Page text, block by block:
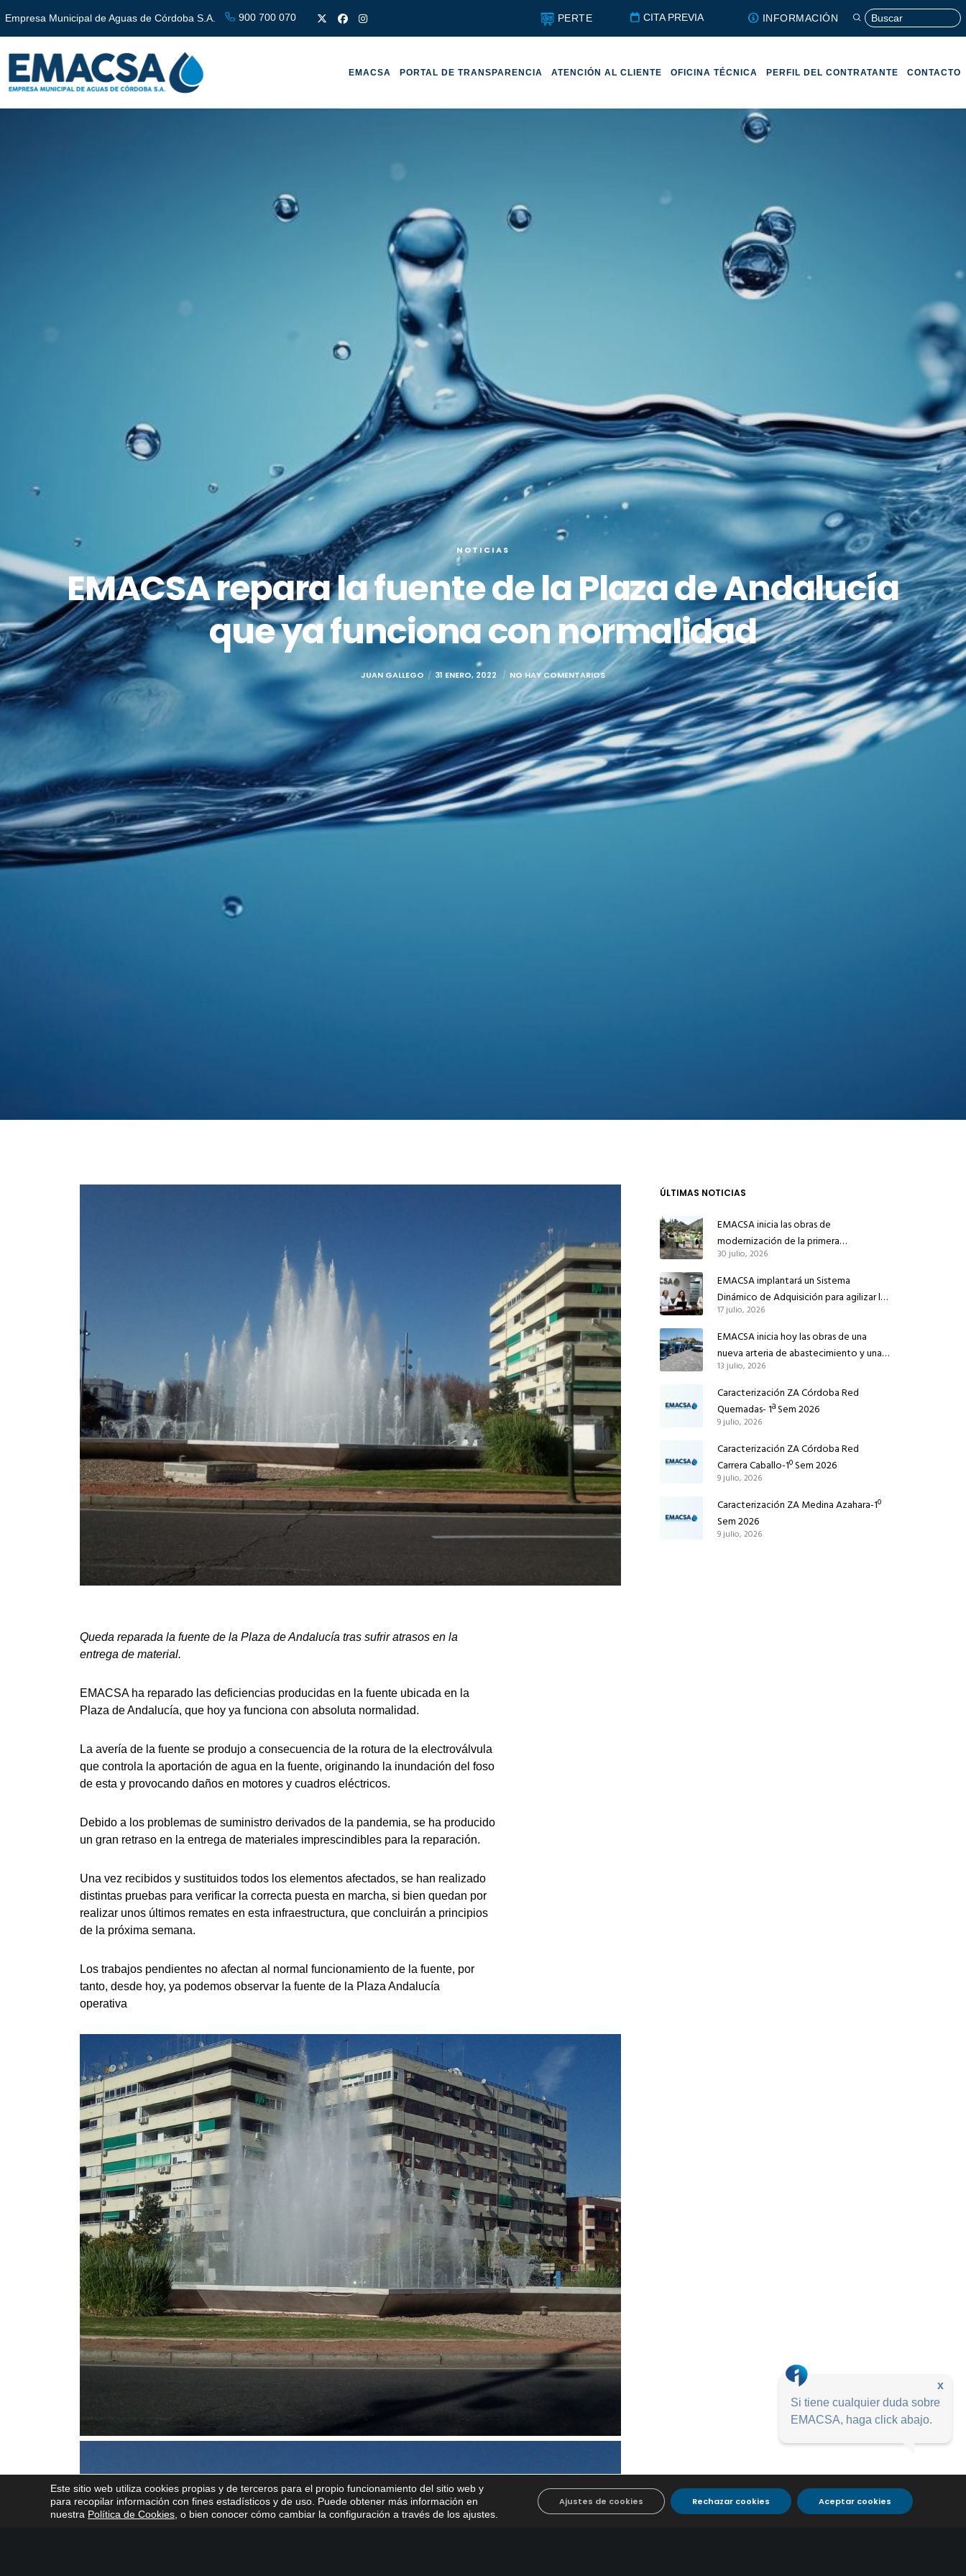
Empresa Municipal de Aguas de Córdoba S.A. 900 700 070 PERTE CITA PREVIA INFORMACIÓN
EMACSA PORTAL DE TRANSPARENCIA ATENCIÓN AL CLIENTE OFICINA TÉCNICA PERFIL DEL CONTRATANTE CONTACTO
NOTICIAS
EMACSA repara la fuente de la Plaza de Andalucía
que ya funciona con normalidad
JUAN GALLEGO 31 ENERO, 2022 NO HAY COMENTARIOS
Queda reparada la fuente de la Plaza de Andalucía tras sufrir atrasos en la
entrega de material.
EMACSA ha reparado las deficiencias producidas en la fuente ubicada en la
Plaza de Andalucía, que hoy ya funciona con absoluta normalidad.
La avería de la fuente se produjo a consecuencia de la rotura de la electroválvula
que controla la aportación de agua en la fuente, originando la inundación del foso
de esta y provocando daños en motores y cuadros eléctricos.
Debido a los problemas de suministro derivados de la pandemia, se ha producido
un gran retraso en la entrega de materiales imprescindibles para la reparación.
Una vez recibidos y sustituidos todos los elementos afectados, se han realizado
distintas pruebas para verificar la correcta puesta en marcha, si bien quedan por
realizar unos últimos remates en esta infraestructura, que concluirán a principios
de la próxima semana.
Los trabajos pendientes no afectan al normal funcionamiento de la fuente, por
tanto, desde hoy, ya podemos observar la fuente de la Plaza Andalucía
operativa
ÚLTIMAS NOTICIAS
EMACSA inicia las obras de
modernización de la primera
conducción de abastecimiento para
reforzar el suministro de agua de
Córdoba
30 julio, 2026
EMACSA implantará un Sistema
Dinámico de Adquisición para agilizar la
contratación de obras en sus redes e
instalaciones
17 julio, 2026
EMACSA inicia hoy las obras de una
nueva arteria de abastecimiento y una
red de agua no potable en Ingeniero
Ruiz de Azúa
13 julio, 2026
Caracterización ZA Córdoba Red
Quemadas- 1ª Sem 2026
9 julio, 2026
Caracterización ZA Córdoba Red
Carrera Caballo-1º Sem 2026
9 julio, 2026
Caracterización ZA Medina Azahara-1º
Sem 2026
9 julio, 2026
Este sitio web utiliza cookies propias y de terceros para el propio funcionamiento del sitio web y
para recopilar información con fines estadísticos y de uso. Puede obtener más información en
nuestra Política de Cookies , o bien conocer cómo cambiar la configuración a través de los ajustes
Aceptar cookies
Rechazar cookies
Ajustes de cookies
x
Si tiene cualquier duda sobre
EMACSA, haga click abajo.